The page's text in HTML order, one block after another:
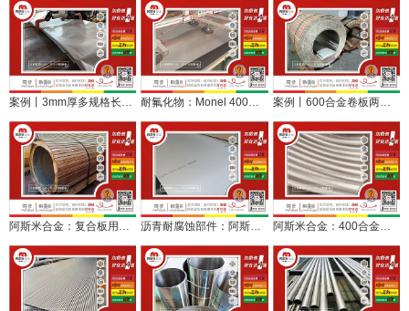
案例丨3mm厚多规格长600合金板开平交付，助力化工设备制造 耐氟化物：Monel 400合金的长销密码与典型应用 案例丨600合金卷板两余吨定尺开平发往复合板厂
阿斯米合金：400合金板材3mm板材开平交付